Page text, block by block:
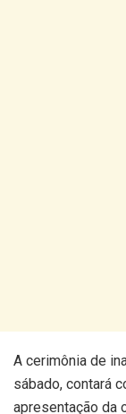
A cerimônia de
sábado, contará
apresentação da